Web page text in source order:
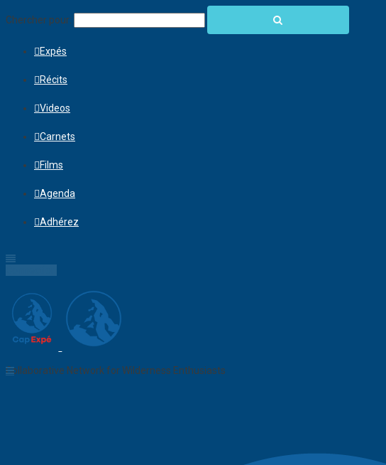
Chercher pour:
Expés
Récits
Videos
Carnets
Films
Agenda
Adhérez
Collaborative Network for Wilderness Enthusiasts